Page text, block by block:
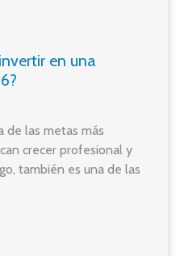
en una
de las metas más
crecer profesional y
también es una de las